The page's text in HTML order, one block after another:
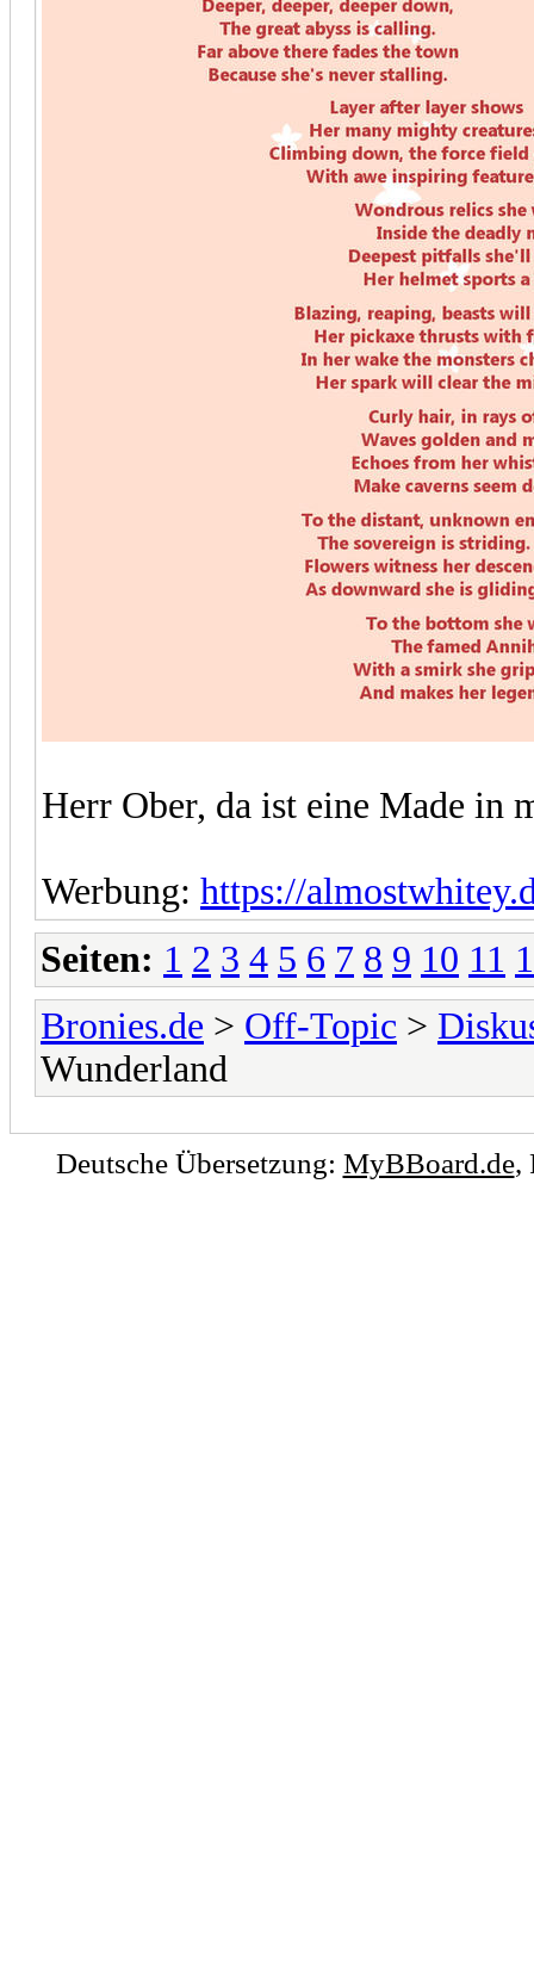
Herr Ober, da ist eine Made in
Werbung: https://
Seiten: 1 2 3 4 5 6 7 8 9 10 11
Bronies.de > Off-Topic >
Wunderland
Deutsche Übersetzung: MyBBoard.de,